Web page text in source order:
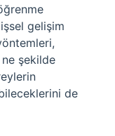
gelişim
şekilde
de